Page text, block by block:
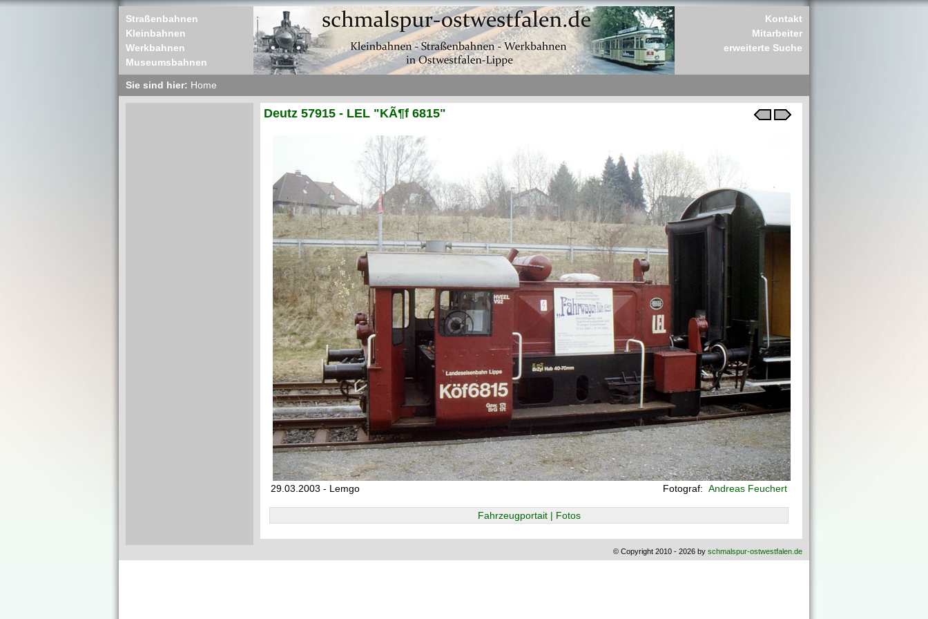
Straßenbahnen
Kleinbahnen
Werkbahnen
Museumsbahnen
Kontakt
Mitarbeiter
erweiterte Suche
Sie sind hier: Home
Deutz 57915 - LEL "KÃ¶f 6815"
29.03.2003 - Lemgo Fotograf: Andreas Feuchert
Fahrzeugportait | Fotos
© Copyright 2010 - 2026 by schmalspur-ostwestfalen.de